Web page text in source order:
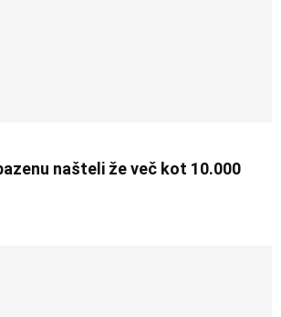
našteli že več kot 10.000